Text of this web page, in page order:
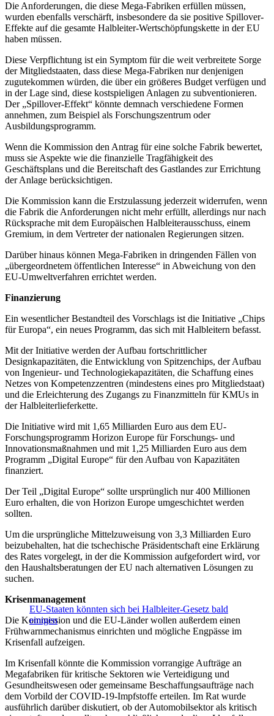
Die Anforderungen, die diese Mega-Fabriken erfüllen müssen,
wurden ebenfalls verschärft, insbesondere da sie positive Spillover-
Effekte auf die gesamte Halbleiter-Wertschöpfungskette in der EU
haben müssen.
Diese Verpflichtung ist ein Symptom für die weit verbreitete Sorge
der Mitgliedstaaten, dass diese Mega-Fabriken nur denjenigen
zugutekommen würden, die über ein größeres Budget verfügen und
in der Lage sind, diese kostspieligen Anlagen zu subventionieren.
Der „Spillover-Effekt“ könnte demnach verschiedene Formen
annehmen, zum Beispiel als Forschungszentrum oder
Ausbildungsprogramm.
Wenn die Kommission den Antrag für eine solche Fabrik bewertet,
muss sie Aspekte wie die finanzielle Tragfähigkeit des
Geschäftsplans und die Bereitschaft des Gastlandes zur Errichtung
der Anlage berücksichtigen.
Die Kommission kann die Erstzulassung jederzeit widerrufen, wenn
die Fabrik die Anforderungen nicht mehr erfüllt, allerdings nur nach
Rücksprache mit dem Europäischen Halbleiterausschuss, einem
Gremium, in dem Vertreter der nationalen Regierungen sitzen.
Darüber hinaus können Mega-Fabriken in dringenden Fällen von
„übergeordnetem öffentlichen Interesse“ in Abweichung von den
EU-Umweltverfahren errichtet werden.
Finanzierung
Ein wesentlicher Bestandteil des Vorschlags ist die Initiative „Chips
für Europa“, ein neues Programm, das sich mit Halbleitern befasst.
Mit der Initiative werden der Aufbau fortschrittlicher
Designkapazitäten, die Entwicklung von Spitzenchips, der Aufbau
von Ingenieur- und Technologiekapazitäten, die Schaffung eines
Netzes von Kompetenzzentren (mindestens eines pro Mitgliedstaat)
und die Erleichterung des Zugangs zu Finanzmitteln für KMUs in
der Halbleiterlieferkette.
Die Initiative wird mit 1,65 Milliarden Euro aus dem EU-
Forschungsprogramm Horizon Europe für Forschungs- und
Innovationsmaßnahmen und mit 1,25 Milliarden Euro aus dem
Programm „Digital Europe“ für den Aufbau von Kapazitäten
finanziert.
Der Teil „Digital Europe“ sollte ursprünglich nur 400 Millionen
Euro erhalten, die von Horizon Europe umgeschichtet werden
sollten.
Um die ursprüngliche Mittelzuweisung von 3,3 Milliarden Euro
beizubehalten, hat die tschechische Präsidentschaft eine Erklärung
des Rates vorgelegt, in der die Kommission aufgefordert wird, vor
den Haushaltsberatungen der EU nach alternativen Lösungen zu
suchen.
EU-Staaten könnten sich bei Halbleiter-Gesetz bald
einigen
Krisenmanagement
Die Kommission und die EU-Länder wollen außerdem einen
Frühwarnmechanismus einrichten und mögliche Engpässe im
Krisenfall aufzeigen.
Im Krisenfall könnte die Kommission vorrangige Aufträge an
Megafabriken für kritische Sektoren wie Verteidigung und
Gesundheitswesen oder gemeinsame Beschaffungsaufträge nach
dem Vorbild der COVID-19-Impfstoffe erteilen. Im Rat wurde
ausführlich darüber diskutiert, ob der Automobilsektor als kritisch